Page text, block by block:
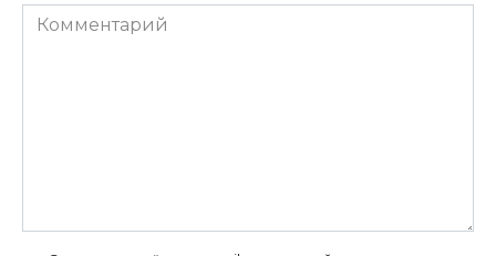
Комментарий